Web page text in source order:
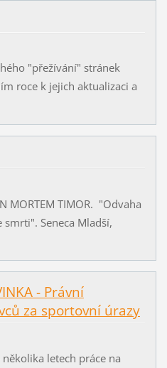
"přežívání" stránek
roce k jejich aktualizaci a
MORTEM TIMOR. "Odvaha
Seneca Mladší,
- Právní
za sportovní úrazy
letech práce na